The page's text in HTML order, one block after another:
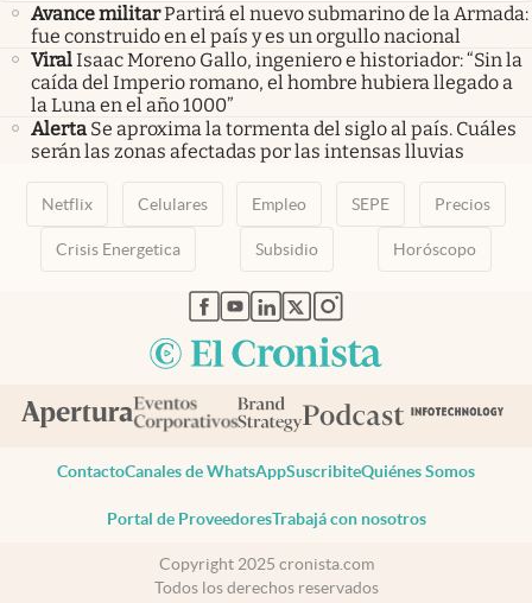
Avance militarPartirá el nuevo submarino de la Armada:
fue construido en el país y es un orgullo nacional
ViralIsaac Moreno Gallo, ingeniero e historiador: “Sin la
caída del Imperio romano, el hombre hubiera llegado a
la Luna en el año 1000”
Alerta Se aproxima la tormenta del siglo al país. Cuáles
serán las zonas afectadas por las intensas lluvias
Netflix Celulares Empleo SEPE Precios
Crisis Energetica Subsidio Horóscopo
abre en nueva pestaña
abre en nueva pestaña
abre en nueva pestaña
abre en nueva pestaña
abre en nueva pestaña
ContactoCanales de WhatsAppSuscribiteQuiénes Somos
Portal de ProveedoresTrabajá con nosotros
Copyright 2025 cronista.com
Todos los derechos reservados